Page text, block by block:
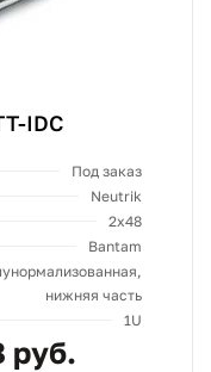
IDC
Под заказ
Neutrik
2x48
Bantam
нижняя часть
1U
руб.